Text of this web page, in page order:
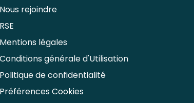
Nous rejoindre
RSE
Mentions légales
Conditions générale d'Utilisation
Politique de confidentialité
Préférences Cookies